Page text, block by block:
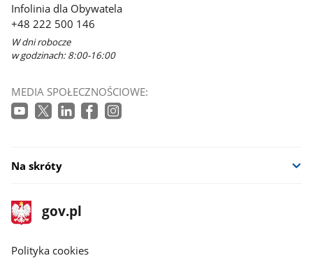
Infolinia dla Obywatela
+48 222 500 146
W dni robocze
w godzinach: 8:00-16:00
MEDIA SPOŁECZNOŚCIOWE:
Na skróty
stopka
gov.pl
Strona
gov.pl
gov.pl
Polityka cookies